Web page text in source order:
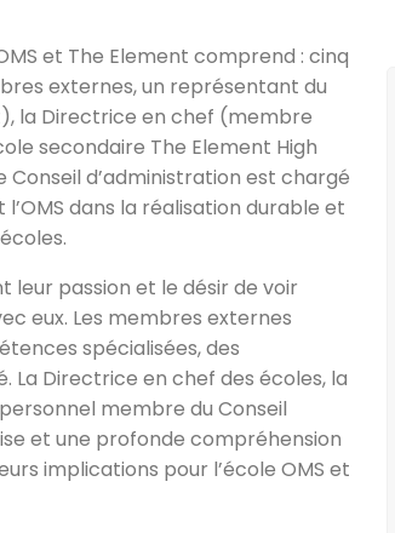
et The Element comprend : cinq
externes, un représentant du
la Directrice en chef (membre
secondaire The Element High
d’administration est chargé
dans la réalisation durable et
passion et le désir de voir
eux. Les membres externes
spécialisées, des
La Directrice en chef des écoles, la
membre du Conseil
et une profonde compréhension
implications pour l’école OMS et